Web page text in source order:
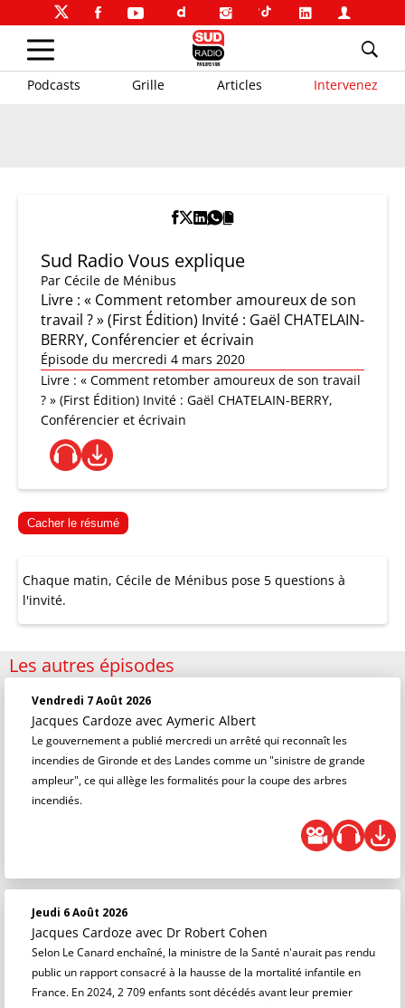
Podcasts Grille Articles Intervenez
Sud Radio Vous explique
Par Cécile de Ménibus
Livre : « Comment retomber amoureux de son
travail ? » (First Édition) Invité : Gaël CHATELAIN-
BERRY, Conférencier et écrivain
Épisode du mercredi 4 mars 2020
Livre : « Comment retomber amoureux de son travail
? » (First Édition) Invité : Gaël CHATELAIN-BERRY,
Conférencier et écrivain
Cacher le résumé
Chaque matin, Cécile de Ménibus pose 5 questions à
l'invité.
Les autres épisodes
Vendredi 7 Août 2026
Jacques Cardoze avec Aymeric Albert
Le gouvernement a publié mercredi un arrêté qui reconnaît les
incendies de Gironde et des Landes comme un "sinistre de grande
ampleur", ce qui allège les formalités pour la coupe des arbres
incendiés.
Jeudi 6 Août 2026
Jacques Cardoze avec Dr Robert Cohen
Selon Le Canard enchaîné, la ministre de la Santé n'aurait pas rendu
public un rapport consacré à la hausse de la mortalité infantile en
France. En 2024, 2 709 enfants sont décédés avant leur premier